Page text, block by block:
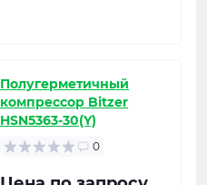
Полугерметичный
компрессор Bitzer
HSN5363-30(Y)
0